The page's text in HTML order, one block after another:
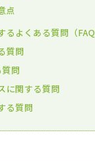
点
よくある質問（FAQ
質問
問
に関する質問
る質問